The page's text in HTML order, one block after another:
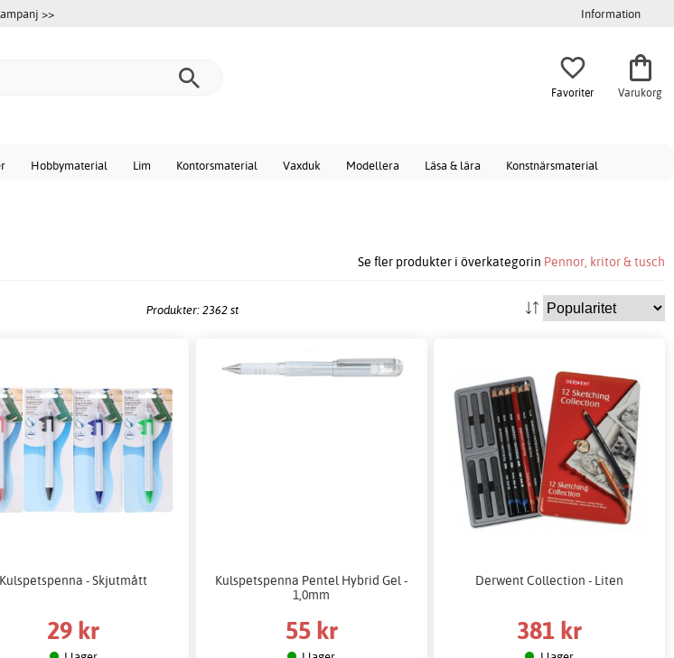
>> Information
Favoriter Varukorg
Hobbymaterial Lim Kontorsmaterial Vaxduk Modellera Läsa & lära Konstnärsmaterial
Se fler produkter i överkategorin Pennor, kritor & tusch
Produkter: 2362 st
Kulspetspenna - Skjutmått
29 kr
Kulspetspenna Pentel Hybrid Gel -
1,0mm
55 kr
Derwent Collection - Liten
381 kr